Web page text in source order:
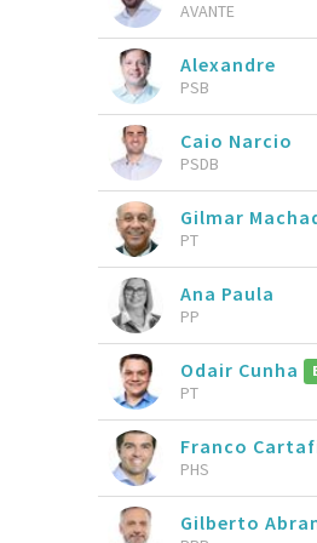
AVANTE
Alexandre
PSB
Caio Narcio
PSDB
Gilmar
PT
Ana Paula
PP
Odair Cunha
PT
Franco
PHS
Gilberto